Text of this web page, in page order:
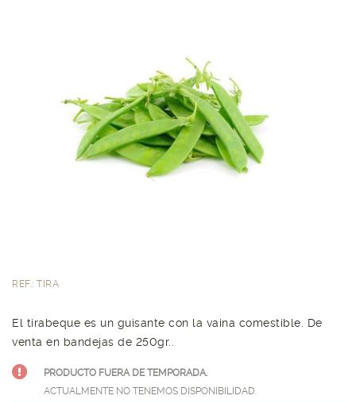
REF.: TIRA
El tirabeque es un guisante con la vaina comestible. De
venta en bandejas de 250gr..
PRODUCTO FUERA DE TEMPORADA.
ACTUALMENTE NO TENEMOS DISPONIBILIDAD.